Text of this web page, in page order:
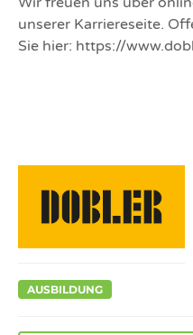
unserer Karriereseite.
Sie hier: https://
AUSBILDUNG